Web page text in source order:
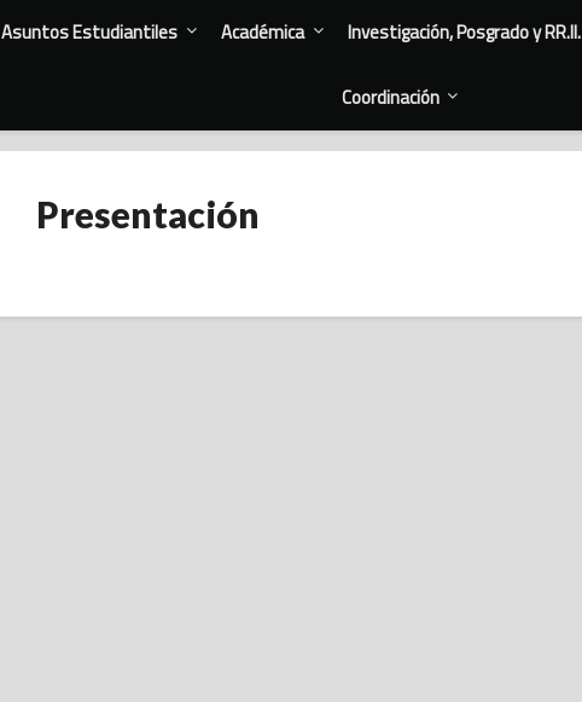
Asuntos Estudiantiles Académica Investigación, Posgrado y RR.II.
Coordinación
Presentación